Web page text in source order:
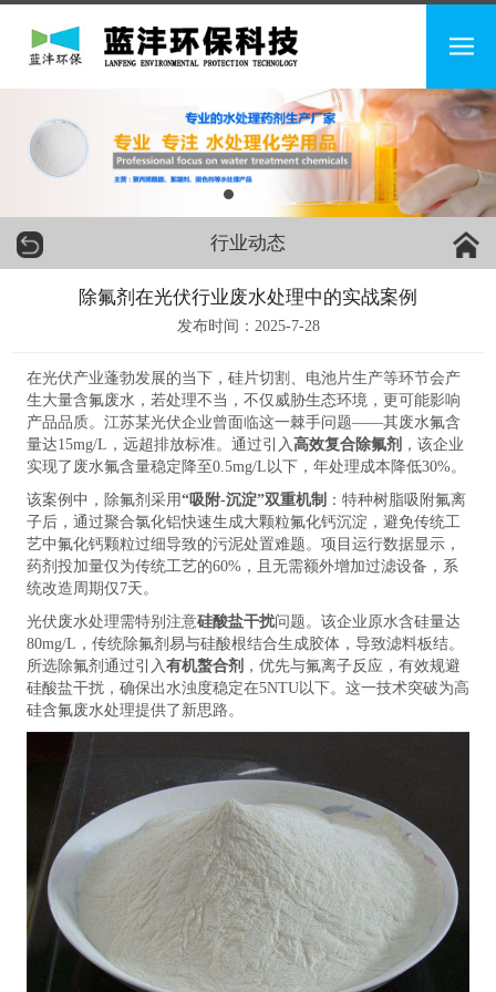
行业动态
除氟剂在光伏行业废水处理中的实战案例
发布时间：2025-7-28
在光伏产业蓬勃发展的当下，硅片切割、电池片生产等环节会产
生大量含氟废水，若处理不当，不仅威胁生态环境，更可能影响
产品品质。江苏某光伏企业曾面临这一棘手问题——其废水氟含
量达15mg/L，远超排放标准。通过引入高效复合除氟剂 ，该企业
实现了废水氟含量稳定降至0.5mg/L以下，年处理成本降低30%。
该案例中，除氟剂采用“吸附-沉淀”双重机制 ：特种树脂吸附氟离
子后，通过聚合氯化铝快速生成大颗粒氟化钙沉淀，避免传统工
艺中氟化钙颗粒过细导致的污泥处置难题。项目运行数据显示，
药剂投加量仅为传统工艺的60%，且无需额外增加过滤设备，系
统改造周期仅7天。
光伏废水处理需特别注意硅酸盐干扰问题。该企业原水含硅量达
80mg/L，传统除氟剂易与硅酸根结合生成胶体，导致滤料板结。
所选除氟剂通过引入有机螯合剂 ，优先与氟离子反应，有效规避
硅酸盐干扰，确保出水浊度稳定在5NTU以下。这一技术突破为高
硅含氟废水处理提供了新思路。